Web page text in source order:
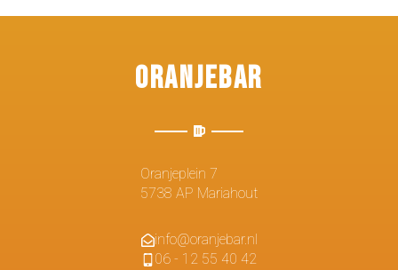
Oranjebar
Oranjeplein 7
5738 AP Mariahout
info@oranjebar.nl
06 - 12 55 40 42